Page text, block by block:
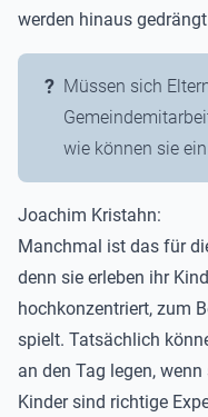
werden hinaus
Müssen sich
wie können sie
Joachim Kristahn:
Manchmal ist das für
denn sie erleben ihr
hochkonzentriert, zum
spielt. Tatsächlich
an den Tag legen,
Kinder sind richtige